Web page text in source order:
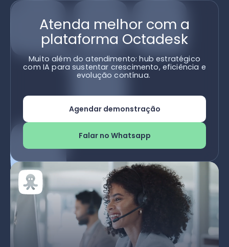
Atenda melhor com a
plataforma Octadesk
Muito além do atendimento: hub estratégico
com IA para sustentar crescimento, eficiência e
evolução contínua.
Agendar demonstração
Falar no Whatsapp